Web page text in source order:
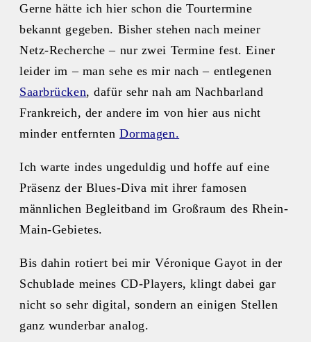
Gerne hätte ich hier schon die Tourtermine
bekannt gegeben. Bisher stehen nach meiner
Netz-Recherche – nur zwei Termine fest. Einer
leider im – man sehe es mir nach – entlegenen
Saarbrücken, dafür sehr nah am Nachbarland
Frankreich, der andere im von hier aus nicht
minder entferntenDormagen.
Ich warte indes ungeduldig und hoffe auf eine
Präsenz der Blues-Diva mit ihrer famosen
männlichen Begleitband im Großraum des Rhein-
Main-Gebietes.
Bis dahin rotiert bei mir Véronique Gayot in der
Schublade meines CD-Players, klingt dabei gar
nicht so sehr digital, sondern an einigen Stellen
ganz wunderbar analog.